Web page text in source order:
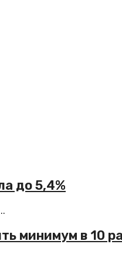
до 5,4%
минимум в 10